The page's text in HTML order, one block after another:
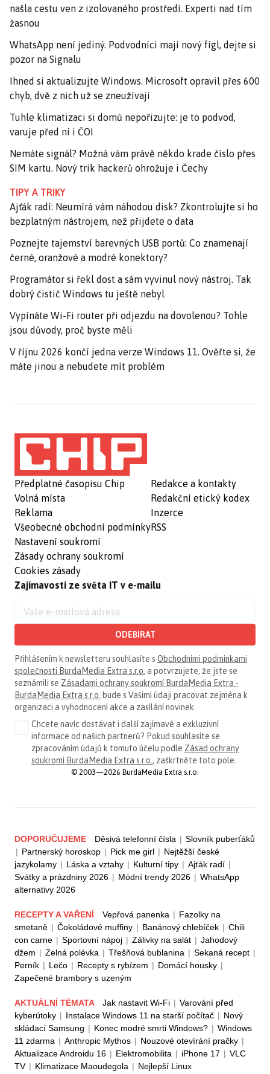
našla cestu ven z izolovaného prostředí. Experti nad tím
žasnou
WhatsApp není jediný. Podvodníci mají nový fígl, dejte si
pozor na Signalu
Ihned si aktualizujte Windows. Microsoft opravil přes 600
chyb, dvě z nich už se zneužívají
Tuhle klimatizaci si domů nepořizujte: je to podvod,
varuje před ní i ČOI
Nemáte signál? Možná vám právě někdo krade číslo přes
SIM kartu. Nový trik hackerů ohrožuje i Čechy
TIPY A TRIKY
Ajťák radí: Neumírá vám náhodou disk? Zkontrolujte si ho
bezplatným nástrojem, než přijdete o data
Poznejte tajemství barevných USB portů: Co znamenají
černé, oranžové a modré konektory?
Programátor si řekl dost a sám vyvinul nový nástroj. Tak
dobrý čistič Windows tu ještě nebyl
Vypínáte Wi-Fi router při odjezdu na dovolenou? Tohle
jsou důvody, proč byste měli
V říjnu 2026 končí jedna verze Windows 11. Ověřte si, že
máte jinou a nebudete mít problém
Předplatné časopisu Chip
Volná místa
Reklama
Všeobecné obchodní podmínky
Nastavení soukromí
Zásady ochrany soukromí
Cookies zásady
Redakce a kontakty
Redakční etický kodex
Inzerce
RSS
Zajímavosti ze světa IT v e-mailu
ODEBÍRAT
Přihlášením k newsletteru souhlasíte s Obchodními podmínkami
společnosti BurdaMedia Extra s.r.o. a potvrzujete, že jste se
seznámili se Zásadami ochrany soukromí BurdaMedia Extra -
BurdaMedia Extra s.r.o. bude s Vašimi údaji pracovat zejména k
organizaci a vyhodnocení akce a zasílání novinek.
Chcete navíc dostávat i další zajímavé a exkluzivní
informace od našich partnerů? Pokud souhlasíte se
zpracováním údajů k tomuto účelu podle Zásad ochrany
soukromí BurdaMedia Extra s.r.o. , zaškrtněte toto pole.
© 2003—2026 BurdaMedia Extra s.r.o.
DOPORUČUJEME Děsivá telefonní čísla | Slovník puberťáků
| Partnerský horoskop | Pick me girl | Nejtěžší české
jazykolamy | Láska a vztahy | Kulturní tipy | Ajťák radí |
Svátky a prázdniny 2026 | Módní trendy 2026 | WhatsApp
alternativy 2026
RECEPTY A VAŘENÍ Vepřová panenka | Fazolky na
smetaně | Čokoládové muffiny | Banánový chlebíček | Chili
con carne | Sportovní nápoj | Zálivky na salát | Jahodový
džem | Zelná polévka | Třešňová bublanina | Sekaná recept |
Perník | Lečo | Recepty s rybízem | Domácí housky |
Zapečené brambory s uzeným
AKTUÁLNÍ TÉMATA Jak nastavit Wi-Fi | Varování před
kyberútoky | Instalace Windows 11 na starší počítač | Nový
skládací Samsung | Konec modré smrti Windows? | Windows
11 zdarma | Anthropic Mythos | Nouzové otevírání pračky |
Aktualizace Androidu 16 | Elektromobilita | iPhone 17 | VLC
TV | Klimatizace Maoudegola | Nejlepší Linux